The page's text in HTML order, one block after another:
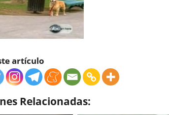
artículo
Relacionadas: